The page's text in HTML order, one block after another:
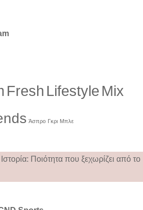
Fresh Lifestyle Mix
Άσπρο Γκρι Μπλε
Ποιότητα που ξεχωρίζει από το